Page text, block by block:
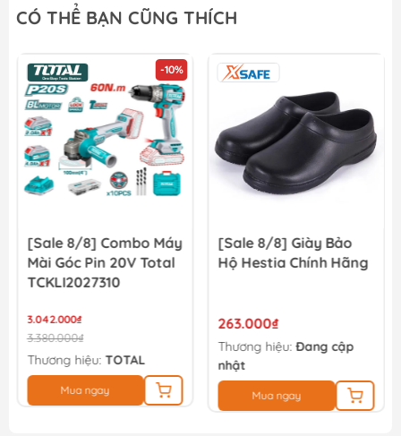
Sạc pin Lithium-ion 16.8V Total TCLI16071
76.000₫
Cốc sạc pin Lithium-ion 12V Total TCLI12081
76.000₫ 86.000₫
CÓ THỂ BẠN CŨNG THÍCH
[Sale 8/8] Giày Bảo
Hộ Hestia Chính Hãng
263.000₫
Thương hiệu:
nhật
Mua ngay
[Sale 8/8] Giày Bảo
Hộ Jogger BESTRUN
394.000₫
Thương hiệu:Safety
Jogger
Mua ngay